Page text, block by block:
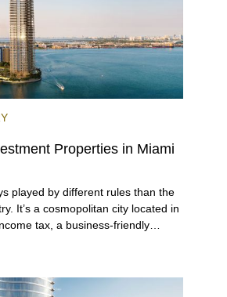
Properties in Miami
played by different rules than the
It’s a cosmopolitan city located in
tax, a business-friendly